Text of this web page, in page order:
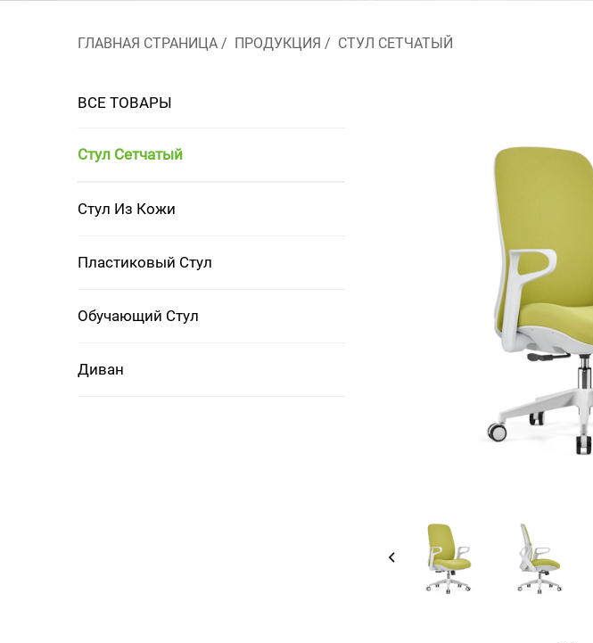
ГЛАВНАЯ СТРАНИЦА / ПРОДУКЦИЯ / СТУЛ СЕТЧАТЫЙ
ВСЕ ТОВАРЫ
Стул Сетчатый
Стул Из Кожи
Пластиковый Стул
Обучающий Стул
Диван